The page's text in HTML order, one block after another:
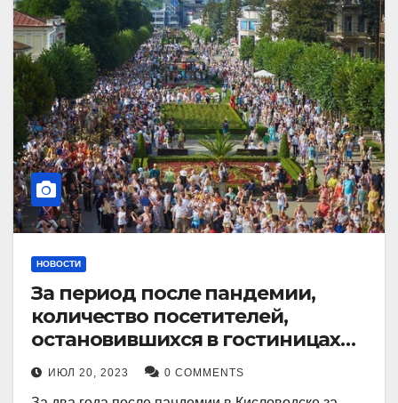
НОВОСТИ
За период после пандемии,
количество посетителей,
остановившихся в гостиницах
Кисловодска, выросло в 2,5 раза.
ИЮЛ 20, 2023 0 COMMENTS